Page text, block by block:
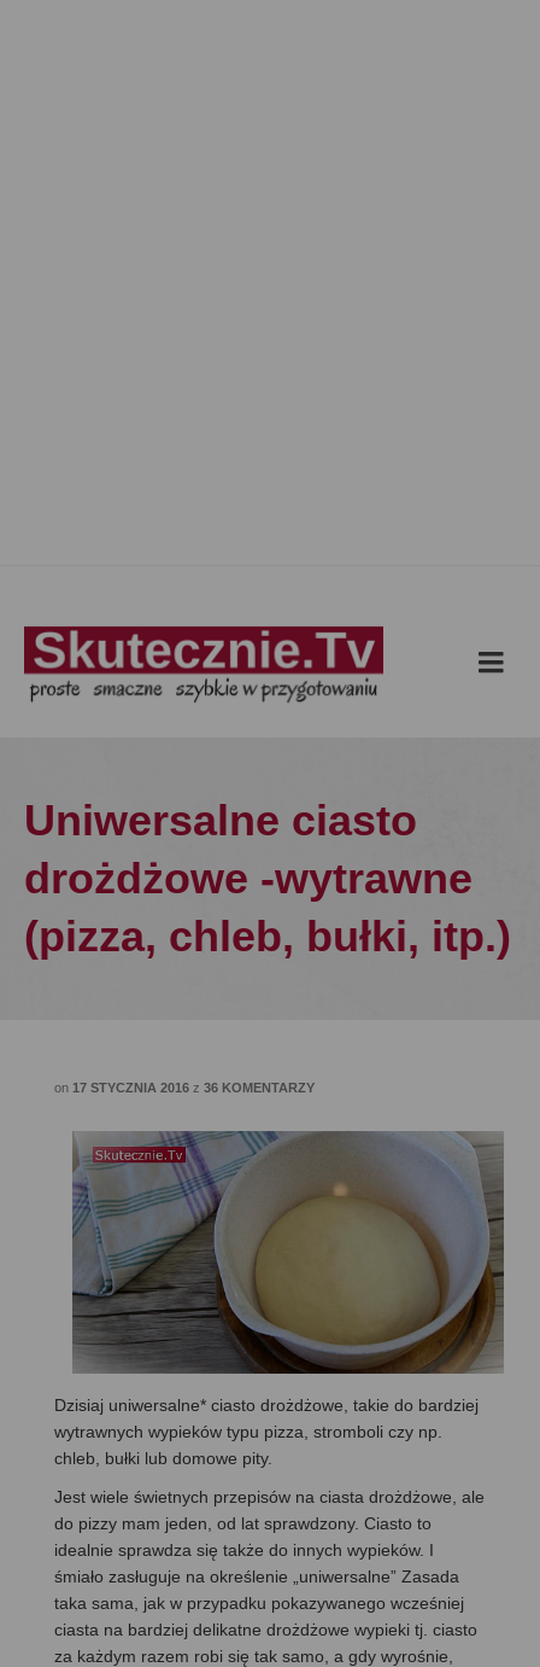
Uniwersalne ciasto
drożdżowe -wytrawne
(pizza, chleb, bułki, itp.)
on 17 STYCZNIA 2016 z 36 KOMENTARZY
Dzisiaj uniwersalne* ciasto drożdżowe, takie do bardziej
wytrawnych wypieków typu pizza, stromboli czy np.
chleb, bułki lub domowe pity.
Jest wiele świetnych przepisów na ciasta drożdżowe, ale
do pizzy mam jeden, od lat sprawdzony. Ciasto to
idealnie sprawdza się także do innych wypieków. I
śmiało zasługuje na określenie „uniwersalne” Zasada
taka sama, jak w przypadku pokazywanego wcześniej
ciasta na bardziej delikatne drożdżowe wypieki tj. ciasto
za każdym razem robi się tak samo, a gdy wyrośnie,